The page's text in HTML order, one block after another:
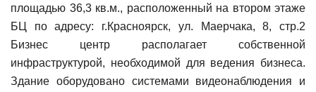
площадью 36,3 кв.м., расположенный на втором этаже
БЦ по адресу: г.Красноярск, ул. Маерчака, 8, стр.2
Бизнес центр располагает собственной
инфраструктурой, необходимой для ведения бизнеса.
Здание оборудовано системами видеонаблюдения и